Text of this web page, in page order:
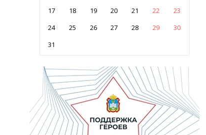
17
18 19 20 21 22
23
24
25 26 27 28 29
30
31